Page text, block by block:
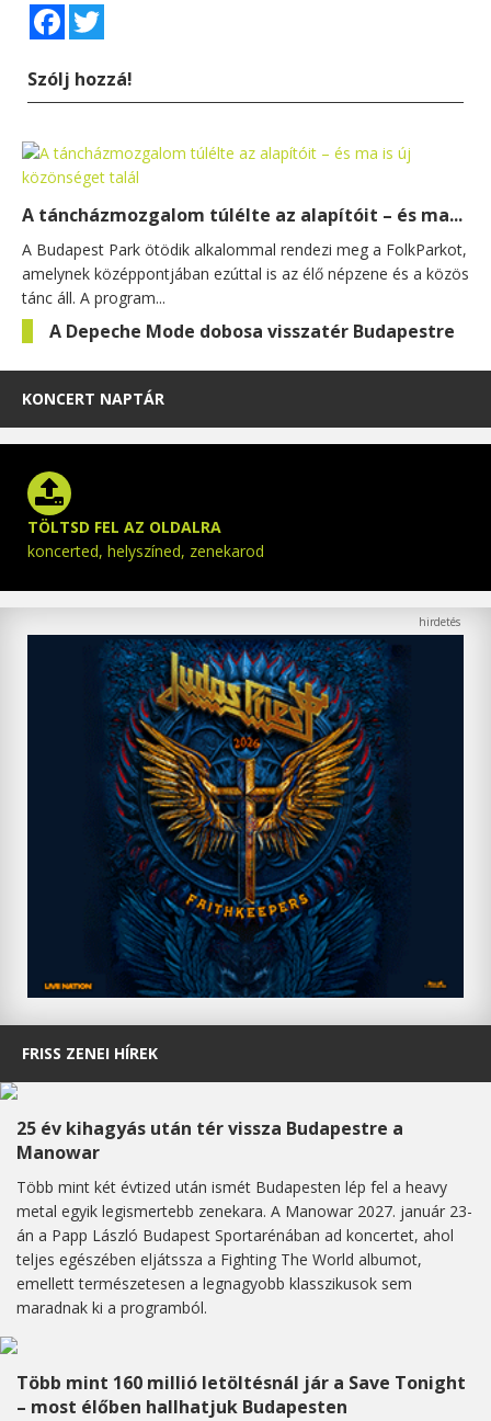
Facebook
Szólj hozzá!
A táncházmozgalom túlélte az alapítóit – és ma...
A Budapest Park ötödik alkalommal rendezi meg a FolkParkot,
amelynek középpontjában ezúttal is az élő népzene és a közös
tánc áll. A program...
A Depeche Mode dobosa visszatér Budapestre
KONCERT NAPTÁR
TÖLTSD FEL AZ OLDALRA
koncerted, helyszíned, zenekarod
FRISS ZENEI HÍREK
25 év kihagyás után tér vissza Budapestre a
Manowar
Több mint két évtized után ismét Budapesten lép fel a heavy
metal egyik legismertebb zenekara. A Manowar 2027. január 23-
án a Papp László Budapest Sportarénában ad koncertet, ahol
teljes egészében eljátssza a Fighting The World albumot,
emellett természetesen a legnagyobb klasszikusok sem
maradnak ki a programból.
Több mint 160 millió letöltésnál jár a Save Tonight
– most élőben hallhatjuk Budapesten